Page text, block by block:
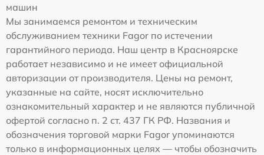
машин
Мы занимаемся ремонтом и техническим
обслуживанием техники Fagor по истечении
гарантийного периода. Наш центр в Красноярске
работает независимо и не имеет официальной
авторизации от производителя. Цены на ремонт,
указанные на сайте, носят исключительно
ознакомительный характер и не являются публичной
офертой согласно п. 2 ст. 437 ГК РФ. Названия и
обозначения торговой марки Fagor упоминаются
только в информационных целях — чтобы обозначить